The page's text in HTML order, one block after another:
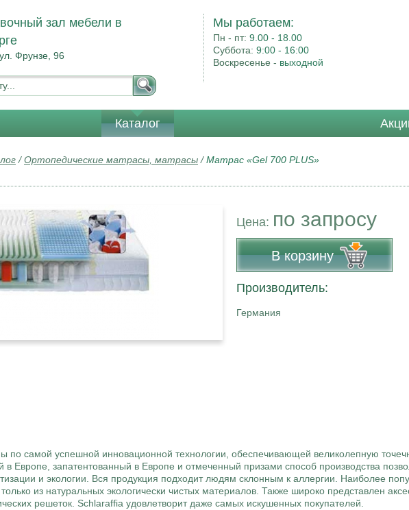
зал мебели в
ул. Фрунзе, 96
Мы работаем:
Пн - пт:9.00 - 18.00
Суббота:9:00 - 16:00
Воскресенье - выходной
Каталог
/Ортопедические матрасы, матрасы /Матрас «Gel 700 PLUS»
Цена: по запросу
В корзину
Производитель:
Германия
по самой успешной инновационной технологии, обеспечивающей великолепную
Европе, запатентованный в Европе и отмеченный призами способ производства
и экологии. Вся продукция подходит людям склонным к аллергии. Наиболее
из натуральных экологически чистых материалов. Также широко представлен
решеток. Schlaraffia удовлетворит даже самых искушенных покупателей.